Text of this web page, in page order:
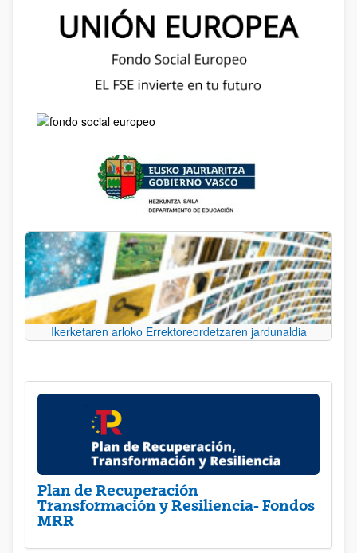
Ikerketaren arloko Errektoreordetzaren jardunaldia
Plan de Recuperación
Transformación y Resiliencia- Fondos
MRR